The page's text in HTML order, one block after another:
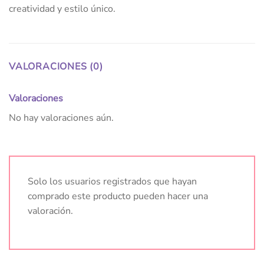
creatividad y estilo único.
VALORACIONES (0)
Valoraciones
No hay valoraciones aún.
Solo los usuarios registrados que hayan
comprado este producto pueden hacer una
valoración.